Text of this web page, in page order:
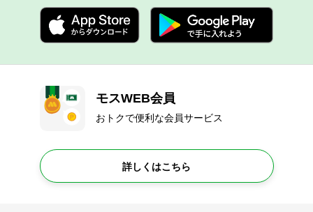
モスWEB会員
おトクで便利な会員サービス
詳しくはこちら